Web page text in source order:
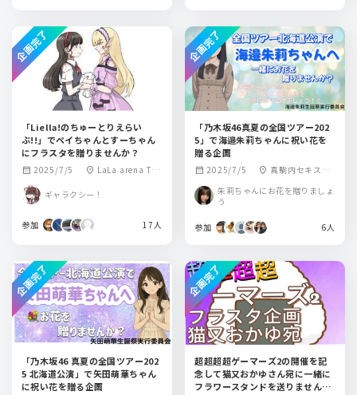
「Liella!のちゅーとりえらい
ぶ!!」でペイちゃんとすーちゃん
にフラスタを贈りませんか？
calendar_month 2025/7/5 location_on LaLa arena TO
ギャラクシー！
参加 17人
企画完了
「乃木坂46真夏の全国ツアー202
5」で海邉朱莉ちゃんに祝い花を
贈る企画
calendar_month 2025/7/5 location_on 真駒内セキスイ
朱莉ちゃんにお花を贈りましょ
う
参加 6人
企画完了
「乃木坂46 真夏の全国ツアー202
5 北海道公演」で矢田萌華ちゃん
に祝い花を贈る企画
企画完了
超超超超ゲーマーズ2の開催を記
念して猫又おかゆさん宛に一緒に
フラワースタンドを送りません
企画完了